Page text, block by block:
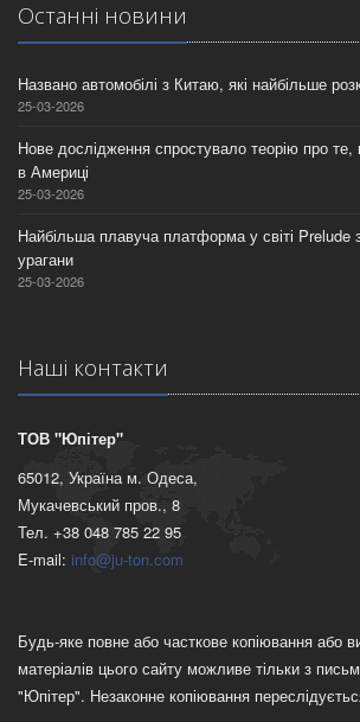
Останнi новини
Названо автомобілі з Китаю, які найбільше
25-03-2026
Нове дослідження спростувало теорію про
в Америці
25-03-2026
Найбільша плавуча платформа у світі Prelude
урагани
25-03-2026
Нашi контакти
ТОВ "Юпітер"
65012, Україна м. Одеса,
Мукачевський пров., 8
Тел. +38 048 785 22 95
E-mail: info@ju-ton.com
Будь-яке повне або часткове копіювання або
матеріалів цього сайту можливе тільки з
"Юпітер". Незаконне копіювання